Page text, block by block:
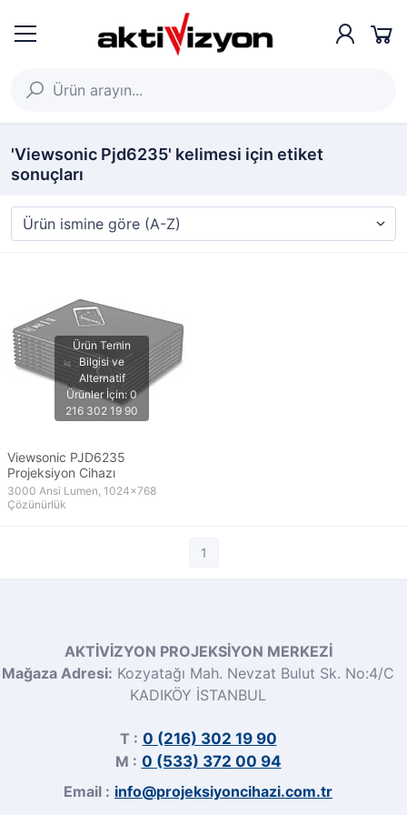
'Viewsonic Pjd6235' kelimesi için etiket
sonuçları
Viewsonic PJD6235
Projeksiyon Cihazı
3000 Ansi Lumen, 1024x768
Çözünürlük
1
AKTİVİZYON PROJEKSİYON MERKEZİ
Mağaza Adresi: Kozyatağı Mah. Nevzat Bulut Sk. No:4/C
KADIKÖY İSTANBUL
T : 0 (216) 302 19 90
M : 0 (533) 372 00 94
Email : info@projeksiyoncihazi.com.tr